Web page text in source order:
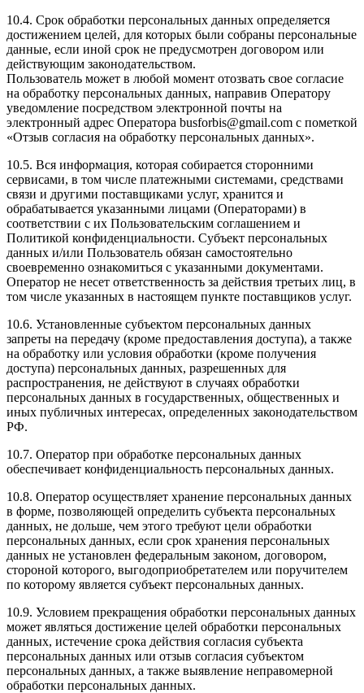
10.4. Срок обработки персональных данных определяется
достижением целей, для которых были собраны персональные
данные, если иной срок не предусмотрен договором или
действующим законодательством.
Пользователь может в любой момент отозвать свое согласие
на обработку персональных данных, направив Оператору
уведомление посредством электронной почты на
электронный адрес Оператора busforbis@gmail.com с пометкой
«Отзыв согласия на обработку персональных данных».
10.5. Вся информация, которая собирается сторонними
сервисами, в том числе платежными системами, средствами
связи и другими поставщиками услуг, хранится и
обрабатывается указанными лицами (Операторами) в
соответствии с их Пользовательским соглашением и
Политикой конфиденциальности. Субъект персональных
данных и/или Пользователь обязан самостоятельно
своевременно ознакомиться с указанными документами.
Оператор не несет ответственность за действия третьих лиц, в
том числе указанных в настоящем пункте поставщиков услуг.
10.6. Установленные субъектом персональных данных
запреты на передачу (кроме предоставления доступа), а также
на обработку или условия обработки (кроме получения
доступа) персональных данных, разрешенных для
распространения, не действуют в случаях обработки
персональных данных в государственных, общественных и
иных публичных интересах, определенных законодательством
РФ.
10.7. Оператор при обработке персональных данных
обеспечивает конфиденциальность персональных данных.
10.8. Оператор осуществляет хранение персональных данных
в форме, позволяющей определить субъекта персональных
данных, не дольше, чем этого требуют цели обработки
персональных данных, если срок хранения персональных
данных не установлен федеральным законом, договором,
стороной которого, выгодоприобретателем или поручителем
по которому является субъект персональных данных.
10.9. Условием прекращения обработки персональных данных
может являться достижение целей обработки персональных
данных, истечение срока действия согласия субъекта
персональных данных или отзыв согласия субъектом
персональных данных, а также выявление неправомерной
обработки персональных данных.